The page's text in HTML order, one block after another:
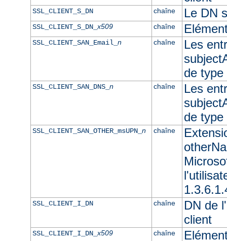
SSL_CLIENT_S_DN chaîne Le DN
SSL_CLIENT_S_DN_x509 chaîne
SSL_CLIENT_SAN_Email_ n chaîne
Les
de type
SSL_CLIENT_SAN_DNS_ n chaîne
Les
de type
SSL_CLIENT_SAN_OTHER_msUPN_ n chaîne
SSL_CLIENT_I_DN chaîne
DN de
client
SSL_CLIENT_I_DN_x509 chaîne